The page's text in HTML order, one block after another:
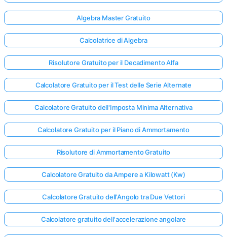
Algebra Master Gratuito
Calcolatrice di Algebra
Risolutore Gratuito per il Decadimento Alfa
Calcolatore Gratuito per il Test delle Serie Alternate
Calcolatore Gratuito dell'Imposta Minima Alternativa
Calcolatore Gratuito per il Piano di Ammortamento
Risolutore di Ammortamento Gratuito
Calcolatore Gratuito da Ampere a Kilowatt (Kw)
Calcolatore Gratuito dell'Angolo tra Due Vettori
Calcolatore gratuito dell'accelerazione angolare